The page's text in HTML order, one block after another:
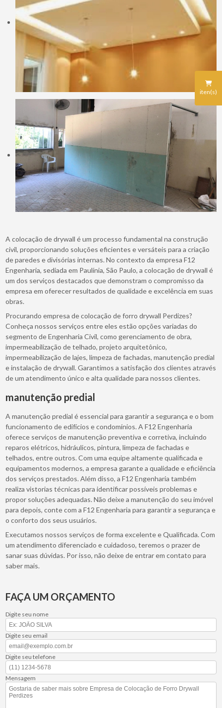
iten(s)
A colocação de drywall é um processo fundamental na construção
civil, proporcionando soluções eficientes e versáteis para a criação
de paredes e divisórias internas. No contexto da empresa F12
Engenharia, sediada em Paulínia, São Paulo, a colocação de drywall é
um dos serviços destacados que demonstram o compromisso da
empresa em oferecer resultados de qualidade e excelência em suas
obras.
Procurando empresa de colocação de forro drywall Perdizes?
Conheça nossos serviços entre eles estão opções variadas do
segmento de Engenharia Civil, como gerenciamento de obra,
impermeabilização de telhado, projeto arquitetônico,
impermeabilização de lajes, limpeza de fachadas, manutenção predial
e instalação de drywall. Garantimos a satisfação dos clientes através
de um atendimento único e alta qualidade para nossos clientes.
manutenção predial
A manutenção predial é essencial para garantir a segurança e o bom
funcionamento de edifícios e condomínios. A F12 Engenharia
oferece serviços de manutenção preventiva e corretiva, incluindo
reparos elétricos, hidráulicos, pintura, limpeza de fachadas e
telhados, entre outros. Com uma equipe altamente qualificada e
equipamentos modernos, a empresa garante a qualidade e eficiência
dos serviços prestados. Além disso, a F12 Engenharia também
realiza vistorias técnicas para identificar possíveis problemas e
propor soluções adequadas. Não deixe a manutenção do seu imóvel
para depois, conte com a F12 Engenharia para garantir a segurança e
o conforto dos seus usuários.
Executamos nossos serviços de forma excelente e Qualificada. Com
um atendimento diferenciado e cuidadoso, teremos o prazer de
sanar suas dúvidas. Por isso, não deixe de entrar em contato para
saber mais.
FAÇA UM ORÇAMENTO
Digite seu nome
Digite seu email
Digite seu telefone
Mensagem